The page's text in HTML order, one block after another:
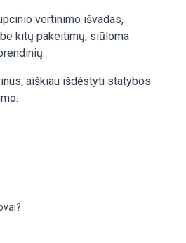
vertinimo išvadas,
kitų pakeitimų, siūloma
aiškiau išdėstyti statybos